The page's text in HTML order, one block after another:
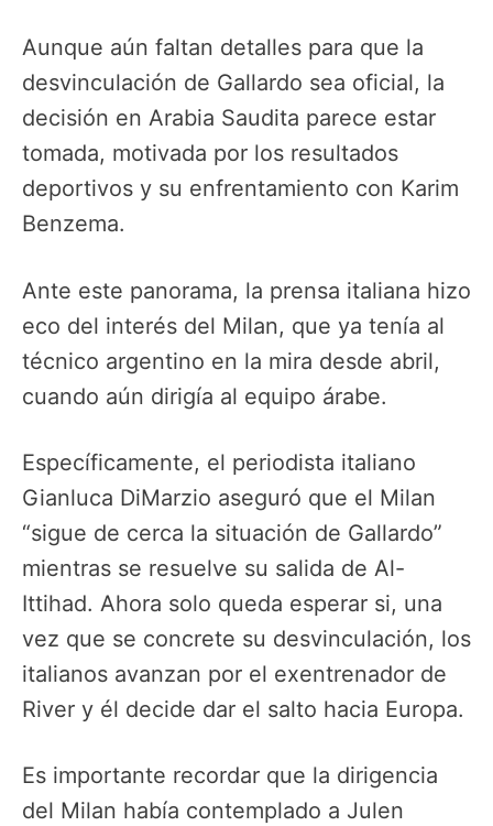
Aunque aún faltan detalles para que la
desvinculación de Gallardo sea oficial, la
decisión en Arabia Saudita parece estar
tomada, motivada por los resultados
deportivos y su enfrentamiento con Karim
Benzema.
Ante este panorama, la prensa italiana hizo
eco del interés del Milan, que ya tenía al
técnico argentino en la mira desde abril,
cuando aún dirigía al equipo árabe.
Específicamente, el periodista italiano
Gianluca DiMarzio aseguró que el Milan
“sigue de cerca la situación de Gallardo”
mientras se resuelve su salida de Al-
Ittihad. Ahora solo queda esperar si, una
vez que se concrete su desvinculación, los
italianos avanzan por el exentrenador de
River y él decide dar el salto hacia Europa.
Es importante recordar que la dirigencia
del Milan había contemplado a Julen